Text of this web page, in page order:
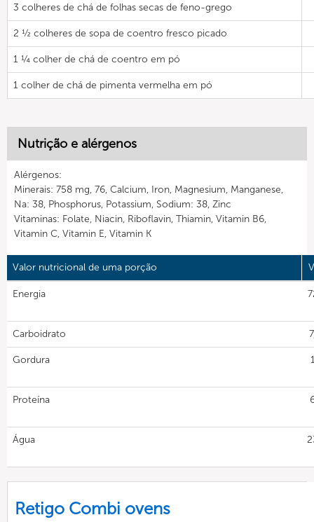
3 colheres de chá de folhas secas de feno-grego
2 ½ colheres de sopa de coentro fresco picado
1 ¼ colher de chá de coentro em pó
1 colher de chá de pimenta vermelha em pó
Nutrição e alérgenos
Alérgenos:
Minerais: 758 mg, 76, Calcium, Iron, Magnesium, Manganese,
Na: 38, Phosphorus, Potassium, Sodium: 38, Zinc
Vitaminas: Folate, Niacin, Riboflavin, Thiamin, Vitamin B6,
Vitamin C, Vitamin E, Vitamin K
Valor nutricional de uma porção
Energia
Carboidrato
Gordura
Proteína
Água
Retigo Combi ovens